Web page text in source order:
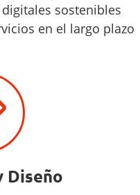
sostenibles
en el largo plazo
Diseño